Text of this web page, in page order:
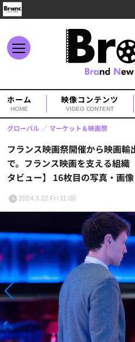
ホーム
HOME
映像コンテンツ
VIDEO CONTENT
フランス映画祭開催から映画輸
で。フランス映画を支える組織
タビュー】 16枚目の写真・画像
グローバル マーケット＆映画祭
2024.3.22 Fri 11:00